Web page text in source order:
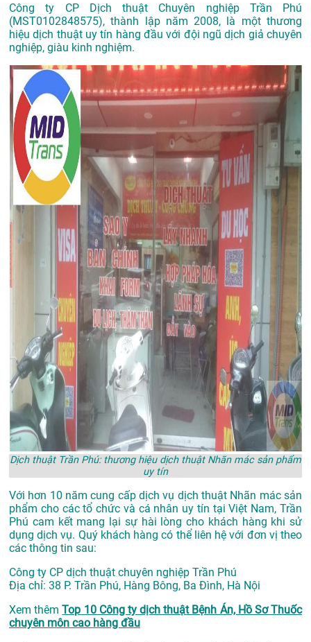
Công ty CP Dịch thuật Chuyên nghiệp Trần Phú
(MST0102848575), thành lập năm 2008, là một thương
hiệu dịch thuật uy tín hàng đầu với đội ngũ dịch giả chuyên
nghiệp, giàu kinh nghiệm.
Dịch thuật Trần Phú: thương hiệu dịch thuật Nhãn mác sản phẩm
uy tín
Với hơn 10 năm cung cấp dịch vụ dịch thuật Nhãn mác sản
phẩm cho các tổ chức và cá nhân uy tín tại Việt Nam, Trần
Phú cam kết mang lại sự hài lòng cho khách hàng khi sử
dụng dịch vụ. Quý khách hàng có thể liên hệ với đơn vị theo
các thông tin sau:
Công ty CP dịch thuật chuyên nghiệp Trần Phú
Địa chỉ: 38 P. Trần Phú, Hàng Bông, Ba Đình, Hà Nội
Xem thêmTop 10 Công ty dịch thuật Bệnh Án, Hồ Sơ Thuốc
chuyên môn cao hàng đầu